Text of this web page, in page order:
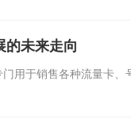
的未来走向
用于销售各种流量卡